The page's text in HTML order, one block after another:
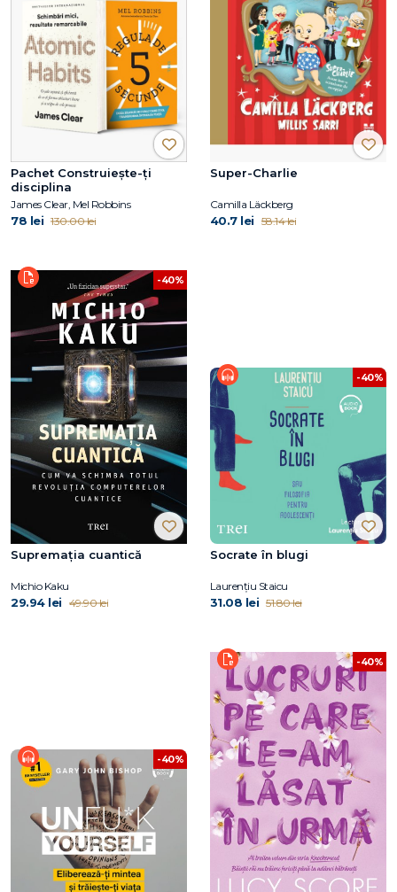
Pachet Construiește-ți
disciplina
James Clear, Mel Robbins
78 lei 130.00 lei
Super-Charlie
Camilla Läckberg
40.7 lei 58.14 lei
-40%
Supremația cuantică
Michio Kaku
29.94 lei 49.90 lei
-40%
Socrate în blugi
Laurențiu Staicu
31.08 lei 51.80 lei
-40%
-40%